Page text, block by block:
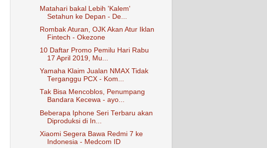
Matahari bakal Lebih 'Kalem'
Setahun ke Depan - De...
Rombak Aturan, OJK Akan Atur Iklan
Fintech - Okezone
10 Daftar Promo Pemilu Hari Rabu
17 April 2019, Mu...
Yamaha Klaim Jualan NMAX Tidak
Terganggu PCX - Kom...
Tak Bisa Mencoblos, Penumpang
Bandara Kecewa - ayo...
Beberapa Iphone Seri Terbaru akan
Diproduksi di In...
Xiaomi Segera Bawa Redmi 7 ke
Indonesia - Medcom ID